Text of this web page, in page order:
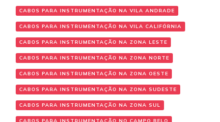
CABOS PARA INSTRUMENTAÇÃO NA VILA ANDRADE
CABOS PARA INSTRUMENTAÇÃO NA VILA CALIFÓRNIA
CABOS PARA INSTRUMENTAÇÃO NA ZONA LESTE
CABOS PARA INSTRUMENTAÇÃO NA ZONA NORTE
CABOS PARA INSTRUMENTAÇÃO NA ZONA OESTE
CABOS PARA INSTRUMENTAÇÃO NA ZONA SUDESTE
CABOS PARA INSTRUMENTAÇÃO NA ZONA SUL
CABOS PARA INSTRUMENTAÇÃO NO CAMPO BELO